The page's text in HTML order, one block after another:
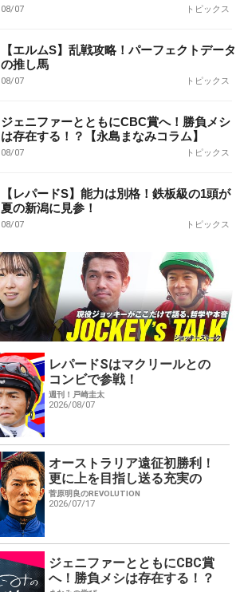
トピックス
08/07
【エルムS】乱戦攻略！パーフェクトデータ
の推し馬
トピックス
08/07
ジェニファーとともにCBC賞へ！勝負メシ
は存在する！？【永島まなみコラム】
トピックス
08/07
【レパードS】能力は別格！鉄板級の1頭が
夏の新潟に見参！
トピックス
08/07
レパードSはマクリールとの
コンビで参戦！
週刊！戸崎圭太
2026/08/07
オーストラリア遠征初勝利！
更に上を目指し送る充実の
日々
菅原明良のREVOLUTION
2026/07/17
ジェニファーとともにCBC賞
へ！勝負メシは存在する！？